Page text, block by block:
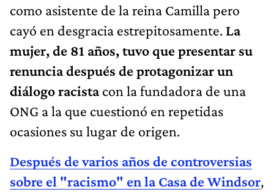
como asistente de la reina Camilla pero
cayó en desgracia estrepitosamente. La
mujer, de 81 años, tuvo que presentar su
renuncia después de protagonizar un
diálogo racistacon la fundadora de una
ONG a la que cuestionó en repetidas
ocasiones su lugar de origen.
Después de varios años de controversias
sobre el "racismo" en la Casa de Windsor,